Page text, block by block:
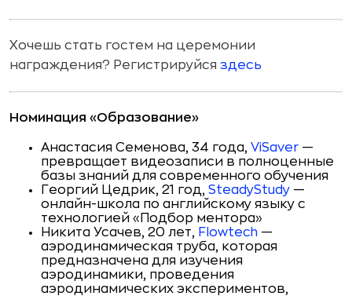
Хочешь стать гостем на церемонии
награждения? Регистрируйся здесь
Номинация «Образование»
Анастасия Семенова, 34 года, ViSaver —
превращает видеозаписи в полноценные
базы знаний для современного обучения
Георгий Цедрик, 21 год, SteadyStudy —
онлайн-школа по английскому языку с
технологией «Подбор ментора»
Никита Усачев, 20 лет, Flowtech —
аэродинамическая труба, которая
предназначена для изучения
аэродинамики, проведения
аэродинамических экспериментов,